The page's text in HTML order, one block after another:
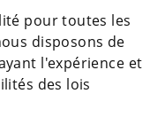
pour toutes les
disposons de
l'expérience et
des lois